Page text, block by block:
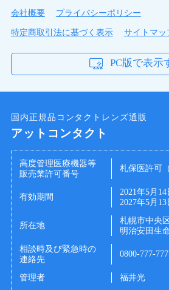
会社概要
プライバシーポリシー
特定商取引法に基づく表示
サイトマッ
PC版で表示
国内正規品コンタクトレンズ通販
アットコンタクト
高度管理医療機器等
販売業許可番号
札保医許可
有効期間
2021年5月
2027年5月13
所在地
札幌市中央
明治安田生
相談時及び緊急時の
連絡先
0800-777-
管理者 福井光